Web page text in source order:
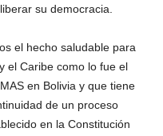
su democracia.
el hecho saludable para
el Caribe como lo fue el
en Bolivia y que tiene
de un proceso
en la Constitución